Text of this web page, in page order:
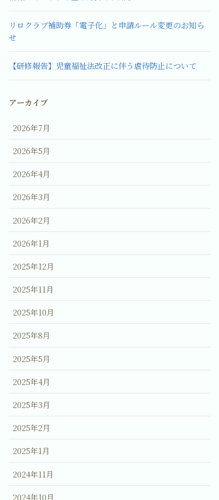
リロクラブ補助券「電子化」と申請ルール変更のお知ら
せ
【研修報告】児童福祉法改正に伴う虐待防止について
アーカイブ
2026年7月
2026年5月
2026年4月
2026年3月
2026年2月
2026年1月
2025年12月
2025年11月
2025年10月
2025年8月
2025年5月
2025年4月
2025年3月
2025年2月
2025年1月
2024年11月
2024年10月